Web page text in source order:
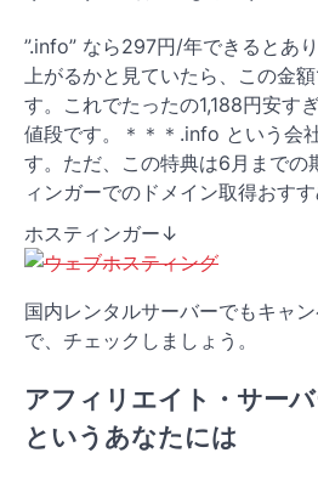
”.info” なら297円/年できるとあ
上がるかと見ていたら、この金
す。これでたったの1,188円安す
値段です。＊＊＊.info という会
す。ただ、この特典は6月までの
ィンガーでのドメイン取得おすす
ホスティンガー↓
国内レンタルサーバーでもキャ
で、チェックしましょう。
アフィリエイト・サー
というあなたには